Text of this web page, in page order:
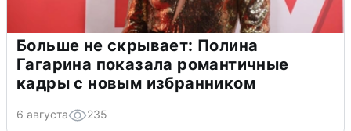
Больше не скрывает: Полина
Гагарина показала романтичные
кадры с новым избранником
6 августа 235